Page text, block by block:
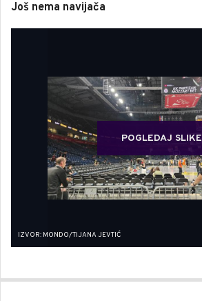
Još nema navijača
POGLEDAJ SLIKE
IZVOR: MONDO/TIJANA JEVTIĆ